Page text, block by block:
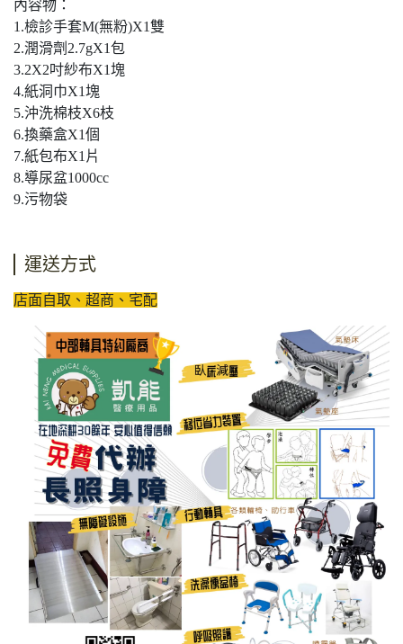
內容物：
1.檢診手套M(無粉)X1雙
2.潤滑劑2.7gX1包
3.2X2吋紗布X1塊
4.紙洞巾X1塊
5.沖洗棉枝X6枝
6.換藥盒X1個
7.紙包布X1片
8.導尿盆1000cc
9.污物袋
運送方式
店面自取、超商、宅配